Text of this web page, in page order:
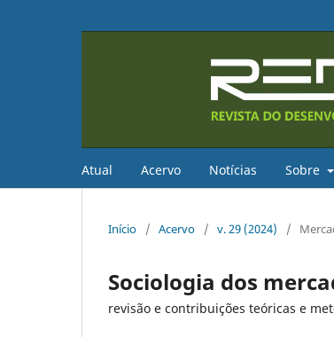
Atual Acervo Notícias Sobre
Início / Acervo / v. 29 (2024) /
Sociologia dos
revisão e contribuições teóricas e